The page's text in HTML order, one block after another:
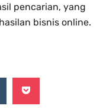
pencarian, yang
bisnis online.